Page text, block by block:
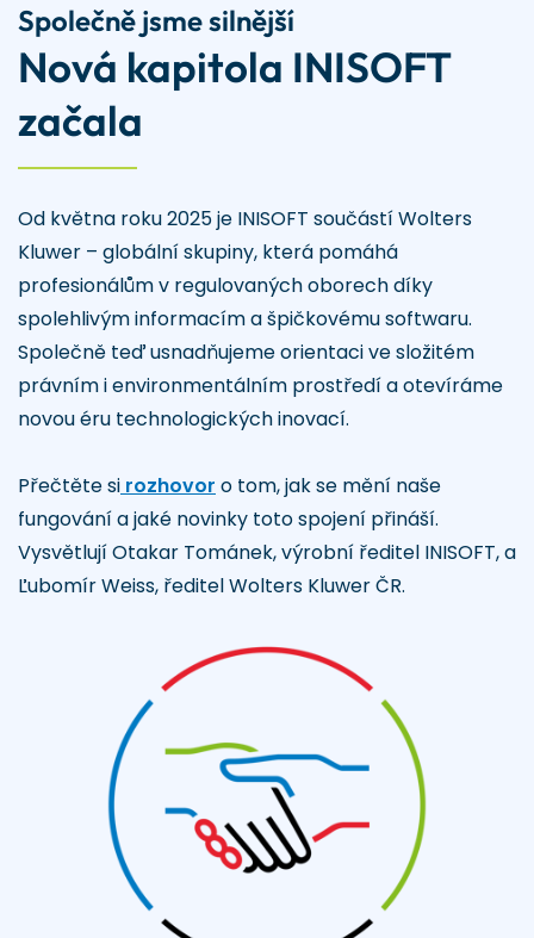
Společně jsme silnější
Nová kapitola INISOFT
začala
Od května roku 2025 je INISOFT součástí Wolters
Kluwer – globální skupiny, která pomáhá
profesionálům v regulovaných oborech díky
spolehlivým informacím a špičkovému softwaru.
Společně teď usnadňujeme orientaci ve složitém
právním i environmentálním prostředí a otevíráme
novou éru technologických inovací.
Přečtěte si rozhovor o tom, jak se mění naše
fungování a jaké novinky toto spojení přináší.
Vysvětlují Otakar Tománek, výrobní ředitel INISOFT, a
Ľubomír Weiss, ředitel Wolters Kluwer ČR.